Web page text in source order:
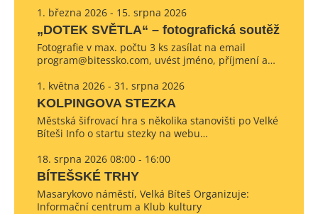
1. března 2026 - 15. srpna 2026
„DOTEK SVĚTLA“ – fotografická soutěž
Fotografie v max. počtu 3 ks zasílat na email
program@bitessko.com, uvést jméno, příjmení a…
1. května 2026 - 31. srpna 2026
KOLPINGOVA STEZKA
Městská šifrovací hra s několika stanovišti po Velké
Bíteši Info o startu stezky na webu…
18. srpna 2026 08:00 - 16:00
BÍTEŠSKÉ TRHY
Masarykovo náměstí, Velká Bíteš Organizuje:
Informační centrum a Klub kultury